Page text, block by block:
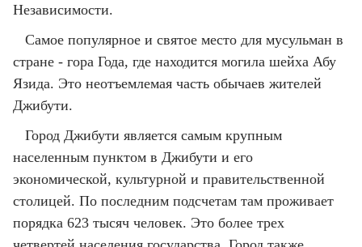
Независимости.
Самое популярное и святое место для мусульман в
стране - гора Года, где находится могила шейха Абу
Язида. Это неотъемлемая часть обычаев жителей
Джибути.
Город Джибути является самым крупным
населенным пунктом в Джибути и его
экономической, культурной и правительственной
столицей. По последним подсчетам там проживает
порядка 623 тысяч человек. Это более трех